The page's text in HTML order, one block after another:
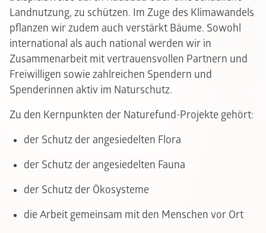
Landnutzung, zu schützen. Im Zuge des Klimawandels
pflanzen wir zudem auch verstärkt Bäume. Sowohl
international als auch national werden wir in
Zusammenarbeit mit vertrauensvollen Partnern und
Freiwilligen sowie zahlreichen Spendern und
Spenderinnen aktiv im Naturschutz.
Zu den Kernpunkten der Naturefund-Projekte gehört:
der Schutz der angesiedelten Flora
der Schutz der angesiedelten Fauna
der Schutz der Ökosysteme
die Arbeit gemeinsam mit den Menschen vor Ort